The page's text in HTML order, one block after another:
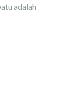
adalah